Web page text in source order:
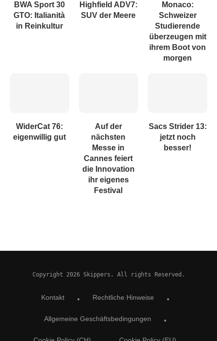
BWA Sport 30
GTO: Italianità
in Reinkultur
Highfield ADV7:
SUV der Meere
Monaco:
Schweizer
Studierende
überzeugen mit
ihrem Boot von
morgen
WiderCat 76:
eigenwillig gut
Auf der
nächsten
Messe in
Cannes feiert
die Innovation
ihr eigenes
Festival
Sacs Strider 13:
jetzt noch
besser!
Copyright 2026 Skippers. All rights Reserved.
Kontakt Rechtliche Hinweise
Allgemeine Geschäftsbedingungen